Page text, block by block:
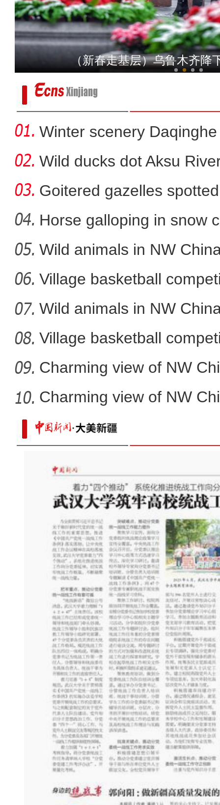
新疆阿克苏：社火耍起
2024年第二届“火洲贺岁杯
【新春纪事】变脸、民族舞
（新春走基层）乌鲁木齐降
Winter scenery
Wild ducks dot Aksu
Goitered gazelles
Horse galloping in snow
a
Wild animals in NW
Village basketball
Wild animals in NW
Village basketball
Charming view of NW
Charming view of NW